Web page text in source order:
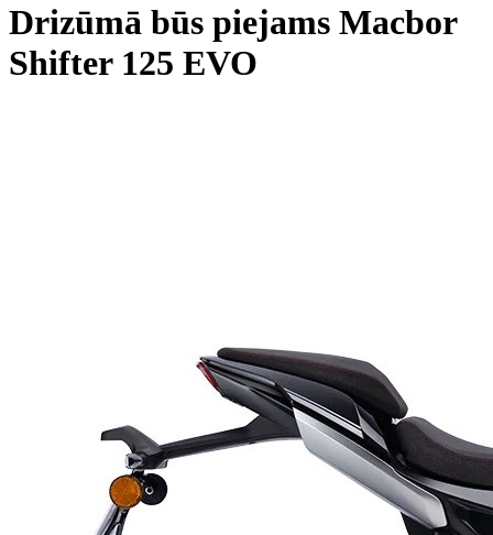
Drizūmā būs piejams Macbor
Shifter 125 EVO